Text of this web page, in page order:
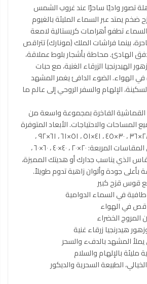
تصور واديًا ساحرًا عند غروب الشمس
يمتد عبر السماء المليئة بالغيوم
تطفو أهرامات كريستالية لامعة
بينما فراشات الملك (مونارك) تتراقص
الهادئ. محاطة بأشجار بلوط عملاقة،
الهيدرنجيا الزرقاء الغنية، مع حبات
في الهواء. الضوء الدافئ يغمر المشهد
الإلهام والسفر الروحي إلى عالم ما
القماشية الفاخرة بمجموعة واسعة من
المساحات والاحتياجات. الأبعاد المتوفرة
(بالسنتيمتر): ٢١×٢٦ ، ٢٨×٣٦ ، ٣٠×٤٥ ، ٤١×٥١ ، ٥١×٦١ ، ٦١×٩٢ ،
٧٦×١١٤ ، بالإضافة إلى المقاسات المربعة: ٢٠×٢٠ ، ٤٠×٤٠ ، ٦٠×٦٠ ،
اختر المقاس الذي يناسب جدارك أو هديتك المميزة،
جودة وألوان زاهية تدوم طويلاً.
قوس قزح كبير
في السماء الدوامية
في الهواء
الخضراء
هيدرنجيا زرقاء غنية
المشهد بالدفء والسحر
مليئة بالإلهام والسلام
الطبيعة السحرية والديكور